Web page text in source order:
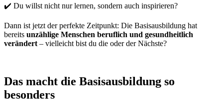
✔️ Du willst nicht nur lernen, sondern auch inspirieren?
Dann ist jetzt der perfekte Zeitpunkt: Die Basisausbildung hat
bereits unzählige Menschen beruflich und gesundheitlich
verändert – vielleicht bist du die oder der Nächste?
Das macht die Basisausbildung so
besonders